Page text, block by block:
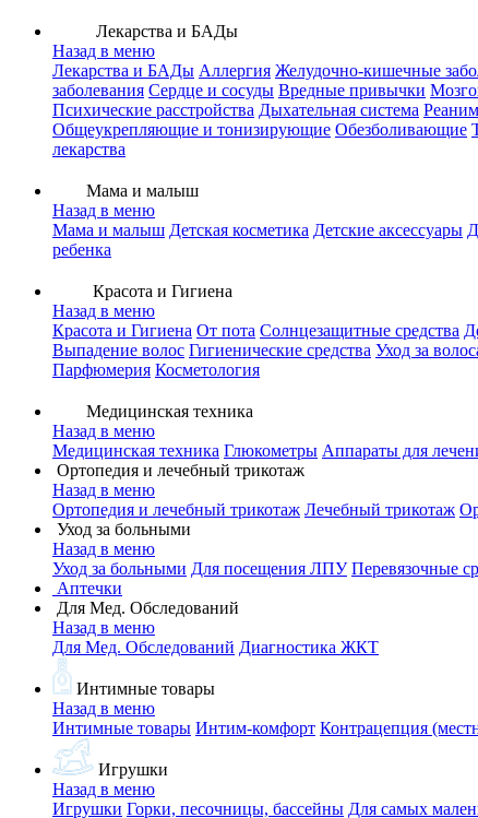
Лекарства и БАДы
Назад в меню
Лекарства и БАДы Аллергия Желудочно-кишечные
заболевания Сердце и сосуды Вредные привычки
Психические расстройства Дыхательная система
Общеукрепляющие и тонизирующие Обезболивающие
лекарства
Мама и малыш
Назад в меню
Мама и малыш Детская косметика Детские аксессуары
ребенка
Красота и Гигиена
Назад в меню
Красота и Гигиена От пота Солнцезащитные средства
Выпадение волос Гигиенические средства Уход за
Парфюмерия Косметология
Медицинская техника
Назад в меню
Медицинская техника Глюкометры Аппараты для
Ортопедия и лечебный трикотаж
Назад в меню
Ортопедия и лечебный трикотаж Лечебный трикотаж
Уход за больными
Назад в меню
Уход за больными Для посещения ЛПУ Перевязочные
Аптечки
Для Мед. Обследований
Назад в меню
Для Мед. Обследований Диагностика ЖКТ
Интимные товары
Назад в меню
Интимные товары Интим-комфорт Контрацепция
Игрушки
Назад в меню
Игрушки Горки, песочницы, бассейны Для самых